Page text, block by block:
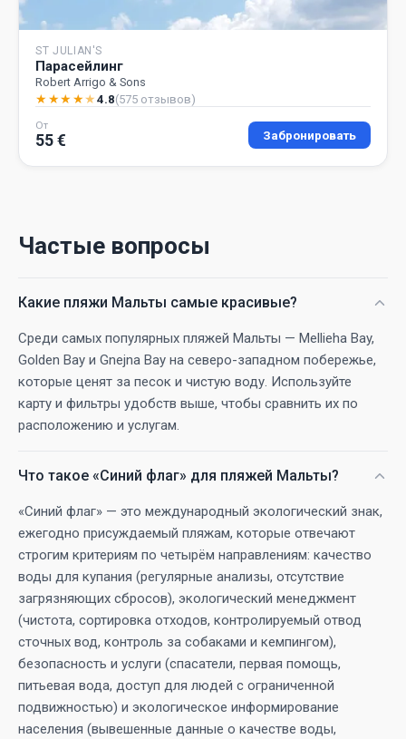
ST JULIAN'S
Парасейлинг
Robert Arrigo & Sons
★★★★★ 4.8(575 отзывов)
От
55 € Забронировать
Частые вопросы
Какие пляжи Мальты самые красивые?
Среди самых популярных пляжей Мальты — Mellieha Bay,
Golden Bay и Gnejna Bay на северо-западном побережье,
которые ценят за песок и чистую воду. Используйте
карту и фильтры удобств выше, чтобы сравнить их по
расположению и услугам.
Что такое «Синий флаг» для пляжей Мальты?
«Синий флаг» — это международный экологический знак,
ежегодно присуждаемый пляжам, которые отвечают
строгим критериям по четырём направлениям: качество
воды для купания (регулярные анализы, отсутствие
загрязняющих сбросов), экологический менеджмент
(чистота, сортировка отходов, контролируемый отвод
сточных вод, контроль за собаками и кемпингом),
безопасность и услуги (спасатели, первая помощь,
питьевая вода, доступ для людей с ограниченной
подвижностью) и экологическое информирование
населения (вывешенные данные о качестве воды,